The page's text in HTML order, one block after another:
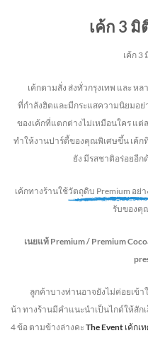
เค้ก 3 มิ
เค้ก 3
เค้กตามสั่ง ส่งทั่วกรุงเทพ และ หล
ที่กำลังฮิตและมีกระแสความนิยมอ
ของเค้กที่แตกต่างไม่เหมือนใคร แต่
ทำให้งานปาร์ตี้ของคุณพิเศษขึ้น เค้ก
ยัง มีรสชาติอร่อยอีก
เค้กทางร้านใช้วัตถุดิบ Premium อย่า
รับของคุ
เนยแท้ Premium / Premium
ลูกค้าบางท่านอาจยังไม่ค่อยเข้า
น้า ทางร้านมีคำแนะนำเป็นไกด์ให้สักเ
4 ข้อ ตามข้างล่างคะ The Event เค้กเ